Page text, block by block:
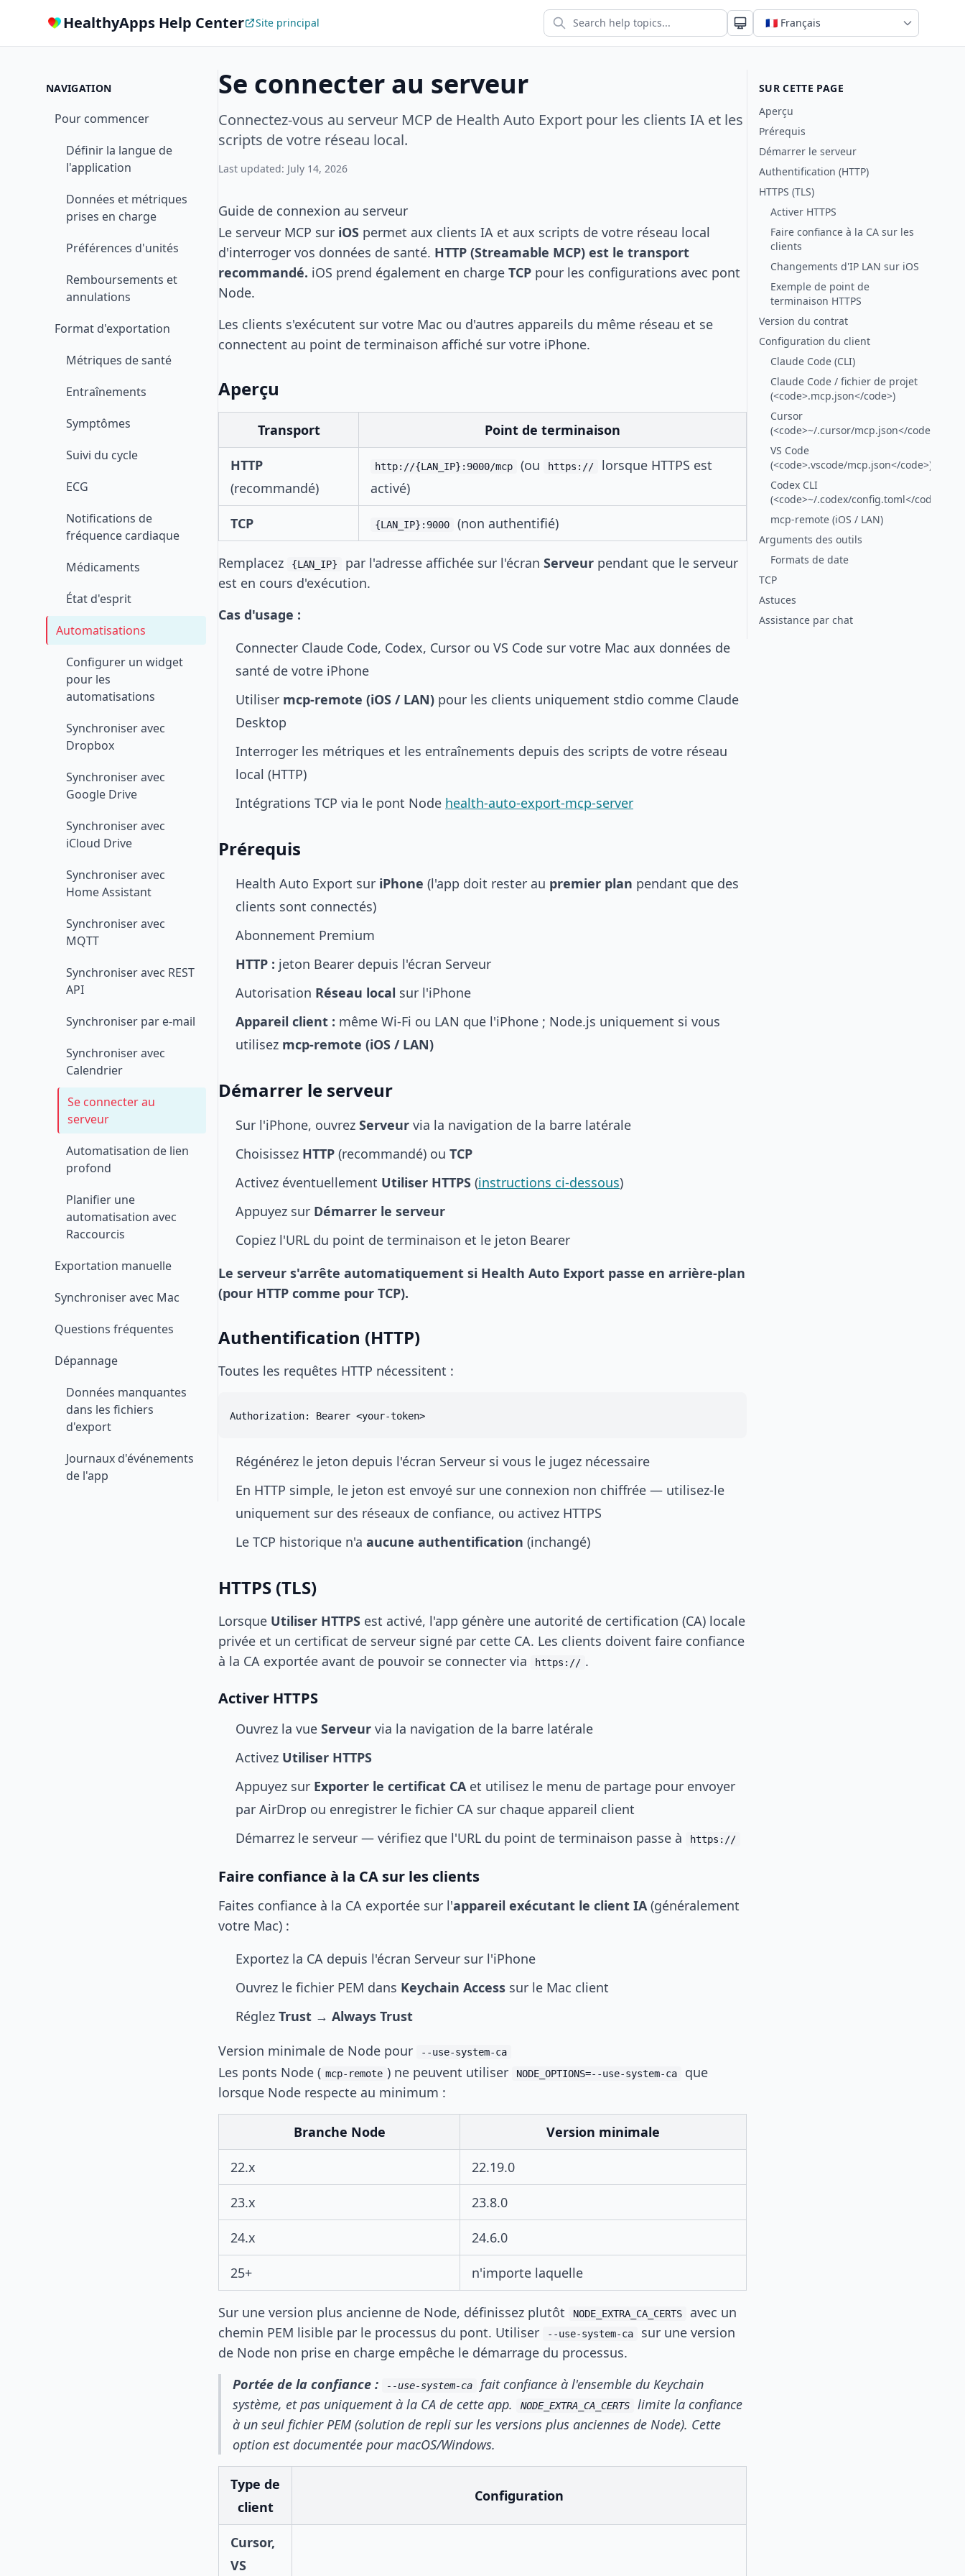
HealthyApps Help Center Site principal
NAVIGATION
Pour commencer
Définir la langue de
l'application
Données et métriques
prises en charge
Préférences d'unités
Remboursements et
annulations
Format d'exportation
Métriques de santé
Entraînements
Symptômes
Suivi du cycle
ECG
Notifications de
fréquence cardiaque
Médicaments
État d'esprit
Automatisations
Configurer un widget
pour les
automatisations
Synchroniser avec
Dropbox
Synchroniser avec
Google Drive
Synchroniser avec
iCloud Drive
Synchroniser avec
Home Assistant
Synchroniser avec
MQTT
Synchroniser avec REST
API
Synchroniser par e-mail
Synchroniser avec
Calendrier
Se connecter au
serveur
Automatisation de lien
profond
Planifier une
automatisation avec
Raccourcis
Exportation manuelle
Synchroniser avec Mac
Questions fréquentes
Dépannage
Données manquantes
dans les fichiers
d'export
Journaux d'événements
de l'app
Se connecter au serveur
Connectez-vous au serveur MCP de Health Auto Export pour les clients IA et les
scripts de votre réseau local.
Last updated: July 14, 2026
Guide de connexion au serveur
Le serveur MCP sur iOS permet aux clients IA et aux scripts de votre réseau local
d'interroger vos données de santé. HTTP (Streamable MCP) est le transport
recommandé. iOS prend également en charge TCP pour les configurations avec pont
Node.
Les clients s'exécutent sur votre Mac ou d'autres appareils du même réseau et se
connectent au point de terminaison affiché sur votre iPhone.
Aperçu
Transport Point de terminaison
HTTP
(recommandé)
http://{LAN_IP}:9000/mcp (ou https://
lorsque HTTPS est
activé)
TCP {LAN_IP}:9000 (non authentifié)
Remplacez {LAN_IP} par l'adresse affichée sur l'écran Serveur pendant que le serveur
est en cours d'exécution.
Cas d'usage :
Connecter Claude Code, Codex, Cursor ou VS Code sur votre Mac aux données de
santé de votre iPhone
Utiliser mcp-remote (iOS / LAN) pour les clients uniquement stdio comme Claude
Desktop
Interroger les métriques et les entraînements depuis des scripts de votre réseau
local (HTTP)
Intégrations TCP via le pont Node health-auto-export-mcp-server
Prérequis
Health Auto Export sur iPhone (l'app doit rester au premier plan pendant que des
clients sont connectés)
Abonnement Premium
HTTP : jeton Bearer depuis l'écran Serveur
Autorisation Réseau local sur l'iPhone
Appareil client : même Wi-Fi ou LAN que l'iPhone ; Node.js uniquement si vous
utilisez mcp-remote (iOS / LAN)
Démarrer le serveur
Sur l'iPhone, ouvrez Serveur via la navigation de la barre latérale
Choisissez HTTP (recommandé) ou TCP
Activez éventuellement Utiliser HTTPS (instructions ci-dessous)
Appuyez sur Démarrer le serveur
Copiez l'URL du point de terminaison et le jeton Bearer
Le serveur s'arrête automatiquement si Health Auto Export passe en arrière-plan
(pour HTTP comme pour TCP).
Authentification (HTTP)
Toutes les requêtes HTTP nécessitent :
Régénérez le jeton depuis l'écran Serveur si vous le jugez nécessaire
En HTTP simple, le jeton est envoyé sur une connexion non chiffrée — utilisez-le
uniquement sur des réseaux de confiance, ou activez HTTPS
Le TCP historique n'a aucune authentification (inchangé)
HTTPS (TLS)
Lorsque Utiliser HTTPS est activé, l'app génère une autorité de certification (CA) locale
privée et un certificat de serveur signé par cette CA. Les clients doivent faire confiance
à la CA exportée avant de pouvoir se connecter via
https:// .
Activer HTTPS
Ouvrez la vue Serveur via la navigation de la barre latérale
Activez Utiliser HTTPS
Appuyez sur Exporter le certificat CAet utilisez le menu de partage pour envoyer
par AirDrop ou enregistrer le fichier CA sur chaque appareil client
Démarrez le serveur — vérifiez que l'URL du point de terminaison passe à
https://
Faire confiance à la CA sur les clients
Faites confiance à la CA exportée sur l'appareil exécutant le client IA(généralement
votre Mac) :
Exportez la CA depuis l'écran Serveur sur l'iPhone
Ouvrez le fichier PEM dans Keychain Access sur le Mac client
Réglez Trust → Always Trust
Version minimale de Node pour
--use-system-ca
Les ponts Node ( mcp-remote ) ne peuvent utiliser NODE_OPTIONS=--use-system-ca
que
lorsque Node respecte au minimum :
Branche Node Version minimale
22.x 22.19.0
23.x 23.8.0
24.x 24.6.0
25+ n'importe laquelle
Sur une version plus ancienne de Node, définissez plutôt NODE_EXTRA_CA_CERTS
avec un
chemin PEM lisible par le processus du pont. Utiliser
--use-system-ca
sur une version
de Node non prise en charge empêche le démarrage du processus.
Portée de la confiance :
--use-system-ca
fait confiance à l'ensemble du Keychain
système, et pas uniquement à la CA de cette app.
NODE_EXTRA_CA_CERTS
limite la confiance
à un seul fichier PEM (solution de repli sur les versions plus anciennes de Node). Cette
option est documentée pour macOS/Windows.
Type de
client
Configuration
Cursor,
VS
SUR CETTE PAGE
Aperçu
Prérequis
Démarrer le serveur
Authentification (HTTP)
HTTPS (TLS)
Activer HTTPS
Faire confiance à la CA sur les
clients
Changements d'IP LAN sur iOS
Exemple de point de
terminaison HTTPS
Version du contrat
Configuration du client
Claude Code (CLI)
Claude Code / fichier de projet
(<code>.mcp.json</code>)
Cursor
(<code>~/.cursor/mcp.json</code>)
VS Code
(<code>.vscode/mcp.json</code>)
Codex CLI
(<code>~/.codex/config.toml</code>)
mcp-remote (iOS / LAN)
Arguments des outils
Formats de date
TCP
Astuces
Assistance par chat